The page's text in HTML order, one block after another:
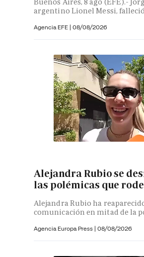
argentino Lionel Messi,
Agencia EFE | 08/08/2026
Alejandra Rubio se
las polémicas que
Alejandra Rubio ha
comunicación en mitad de la
Agencia Europa Press | 08/08/2026